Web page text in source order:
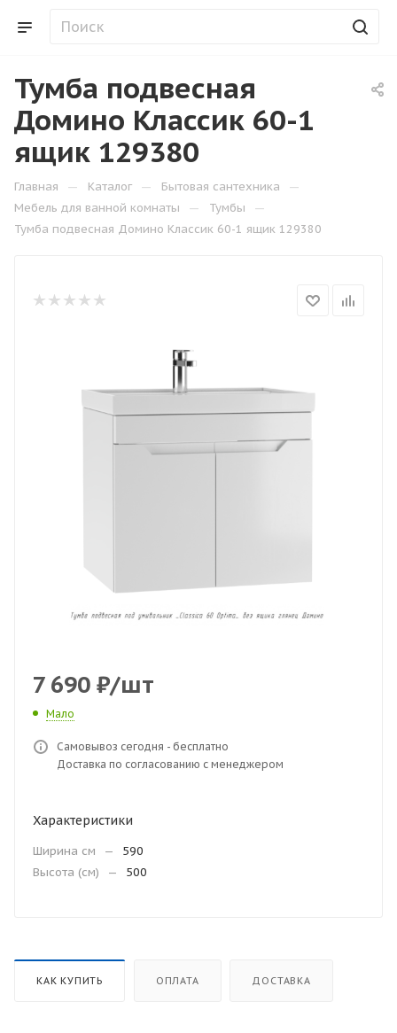
Тумба подвесная
Домино Классик 60-1
ящик 129380
Главная — Каталог — Бытовая сантехника —
Мебель для ванной комнаты — Тумбы —
Тумба подвесная Домино Классик 60-1 ящик 129380
7 690 ₽/шт
Мало
Самовывоз сегодня - бесплатно
Доставка по согласованию с менеджером
Характеристики
Ширина см —
590
Высота (см)
— 500
КАК КУПИТЬ ОПЛАТА ДОСТАВКА